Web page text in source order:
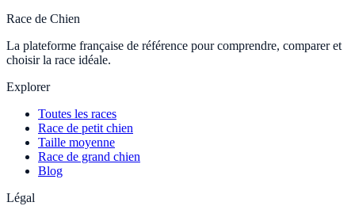
Race de Chien
La plateforme française de référence pour comprendre, comparer et
choisir la race idéale.
Explorer
Toutes les races
Race de petit chien
Taille moyenne
Race de grand chien
Blog
Légal